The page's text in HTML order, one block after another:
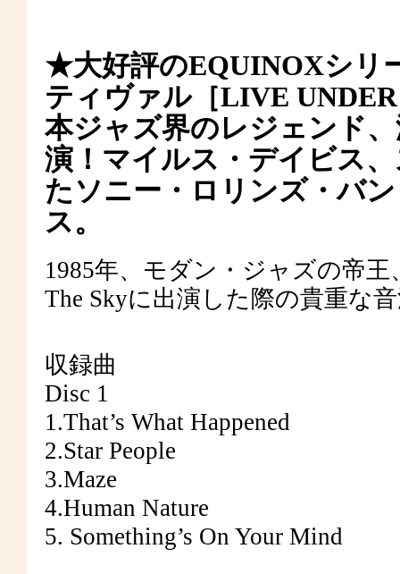
★大好評のEQUINOXシリ
ティヴァル［LIVE
本ジャズ界のレジェンド
演！マイルス・デイビス
たソニー・ロリンズ・バ
ス。
1985年、モダン・ジャズの帝
The Skyに出演した際の貴重な
収録曲
Disc 1
1.That’s What Happened
2.Star People
3.Maze
4.Human Nature
5. Something’s On Your Mind